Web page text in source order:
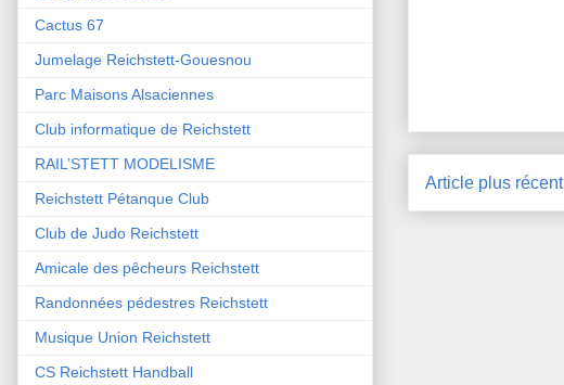
Article plus récent
Cactus 67
Jumelage Reichstett-Gouesnou
Parc Maisons Alsaciennes
Club informatique de Reichstett
RAIL’STETT MODELISME
Reichstett Pétanque Club
Club de Judo Reichstett
Amicale des pêcheurs Reichstett
Randonnées pédestres Reichstett
Musique Union Reichstett
CS Reichstett Handball